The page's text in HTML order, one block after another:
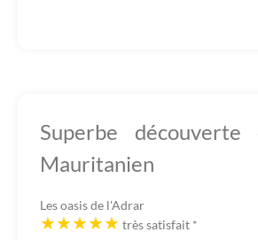
Superbe
Mauritanien
Les oasis de l'Adrar
très satisfait *